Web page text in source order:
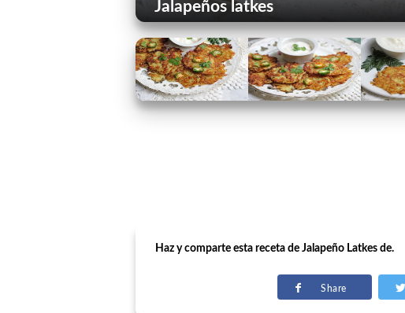
Jalapeños latkes
Haz y comparte esta receta de Jalapeño Latkes de.
Share